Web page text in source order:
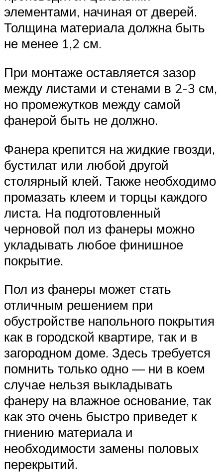
элементами, начиная от дверей.
Толщина материала должна быть
не менее 1,2 см.
При монтаже оставляется зазор
между листами и стенами в 2-3 см,
но промежутков между самой
фанерой быть не должно.
Фанера крепится на жидкие гвозди,
бустилат или любой другой
столярный клей. Также необходимо
промазать клеем и торцы каждого
листа. На подготовленный
черновой пол из фанеры можно
укладывать любое финишное
покрытие.
Пол из фанеры может стать
отличным решением при
обустройстве напольного покрытия
как в городской квартире, так и в
загородном доме. Здесь требуется
помнить только одно — ни в коем
случае нельзя выкладывать
фанеру на влажное основание, так
как это очень быстро приведет к
гниению материала и
необходимости замены половых
перекрытий.